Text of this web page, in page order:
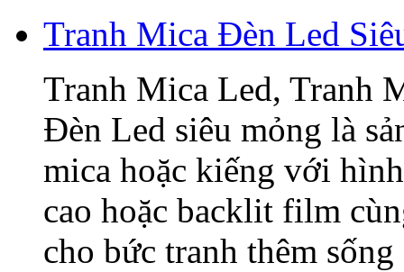
Tranh Mica Đèn Led
Tranh Mica Led, Tranh
Đèn Led siêu mỏng là
mica hoặc kiếng với
cao hoặc backlit film
cho bức tranh thêm